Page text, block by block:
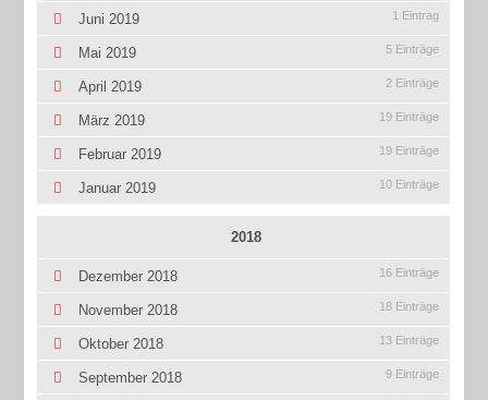
Juni 2019 1 Eintrag
Mai 2019 5 Einträge
April 2019 2 Einträge
März 2019 19 Einträge
Februar 2019 19 Einträge
Januar 2019 10 Einträge
2018
Dezember 2018 16 Einträge
November 2018 18 Einträge
Oktober 2018 13 Einträge
September 2018 9 Einträge